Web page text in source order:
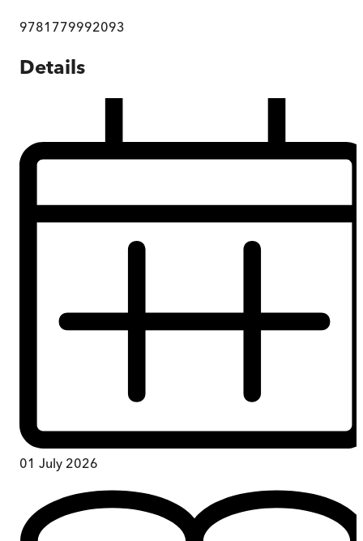
9781779992093
Details
01 July 2026